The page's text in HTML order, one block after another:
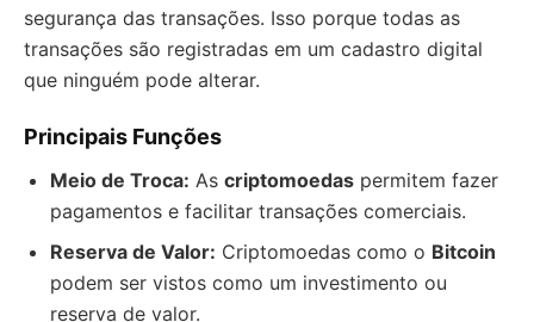
segurança das transações. Isso porque todas as
transações são registradas em um cadastro digital
que ninguém pode alterar.
Principais Funções
Meio de Troca: As criptomoedas permitem fazer
pagamentos e facilitar transações comerciais.
Reserva de Valor: Criptomoedas como o Bitcoin
podem ser vistos como um investimento ou
reserva de valor.